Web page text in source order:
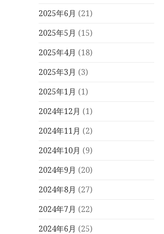
2025年6月 (21)
2025年5月 (15)
2025年4月 (18)
2025年3月 (3)
2025年1月 (1)
2024年12月 (1)
2024年11月 (2)
2024年10月 (9)
2024年9月 (20)
2024年8月 (27)
2024年7月 (22)
2024年6月 (25)